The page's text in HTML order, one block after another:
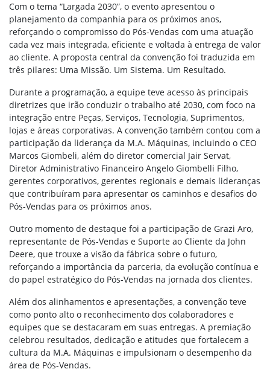
Com o tema “Largada 2030”, o evento apresentou o
planejamento da companhia para os próximos anos,
reforçando o compromisso do Pós-Vendas com uma atuação
cada vez mais integrada, eficiente e voltada à entrega de valor
ao cliente. A proposta central da convenção foi traduzida em
três pilares: Uma Missão. Um Sistema. Um Resultado.
Durante a programação, a equipe teve acesso às principais
diretrizes que irão conduzir o trabalho até 2030, com foco na
integração entre Peças, Serviços, Tecnologia, Suprimentos,
lojas e áreas corporativas. A convenção também contou com a
participação da liderança da M.A. Máquinas, incluindo o CEO
Marcos Giombeli, além do diretor comercial Jair Servat,
Diretor Administrativo Financeiro Angelo Giombelli Filho,
gerentes corporativos, gerentes regionais e demais lideranças
que contribuíram para apresentar os caminhos e desafios do
Pós-Vendas para os próximos anos.
Outro momento de destaque foi a participação de Grazi Aro,
representante de Pós-Vendas e Suporte ao Cliente da John
Deere, que trouxe a visão da fábrica sobre o futuro,
reforçando a importância da parceria, da evolução contínua e
do papel estratégico do Pós-Vendas na jornada dos clientes.
Além dos alinhamentos e apresentações, a convenção teve
como ponto alto o reconhecimento dos colaboradores e
equipes que se destacaram em suas entregas. A premiação
celebrou resultados, dedicação e atitudes que fortalecem a
cultura da M.A. Máquinas e impulsionam o desempenho da
área de Pós-Vendas.